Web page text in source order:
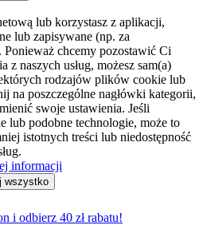
lub korzystasz z aplikacji,
lub zapisywane (np. za
chcemy pozostawić Ci
z naszych usług, możesz sam(a)
rodzajów plików cookie lub
na poszczególne nagłówki kategorii,
swoje ustawienia. Jeśli
lub podobne technologie, może to
istotnych treści lub niedostępność
informacji
wszystko
i odbierz 40 zł rabatu!